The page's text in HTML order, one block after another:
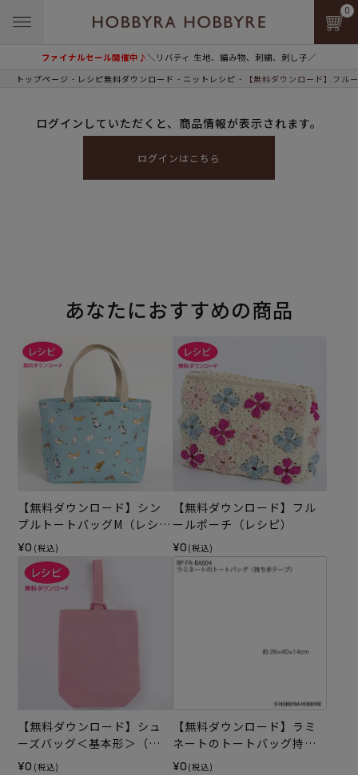
ファイナルセール開催中♪＼リバティ 生地、編み物、刺繍、刺し子／
0
トップページ レシピ無料ダウンロード ニットレシピ 【無料ダウンロード】フル
ログインしていただくと、商品情報が表示されます。
ログインはこちら
あなたにおすすめの商品
【無料ダウンロード】シン
プルトートバッグM（レシ
ピ）
¥0 (税込)
【無料ダウンロード】フル
ールポーチ（レシピ）
¥0 (税込)
【無料ダウンロード】シュ
ーズバッグ＜基本形＞（レ
シピ）
¥0 (税込)
【無料ダウンロード】ラミ
ネートのトートバッグ持ち
手テープ（レシピ）
¥0 (税込)